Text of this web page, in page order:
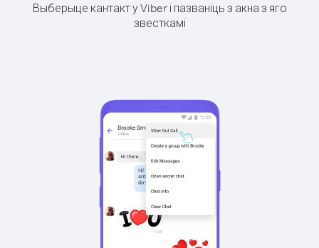
Выберыце кантакт у Viber і пазваніць з акна з яго
звесткамі